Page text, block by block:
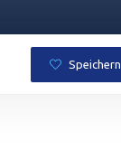
Speichern